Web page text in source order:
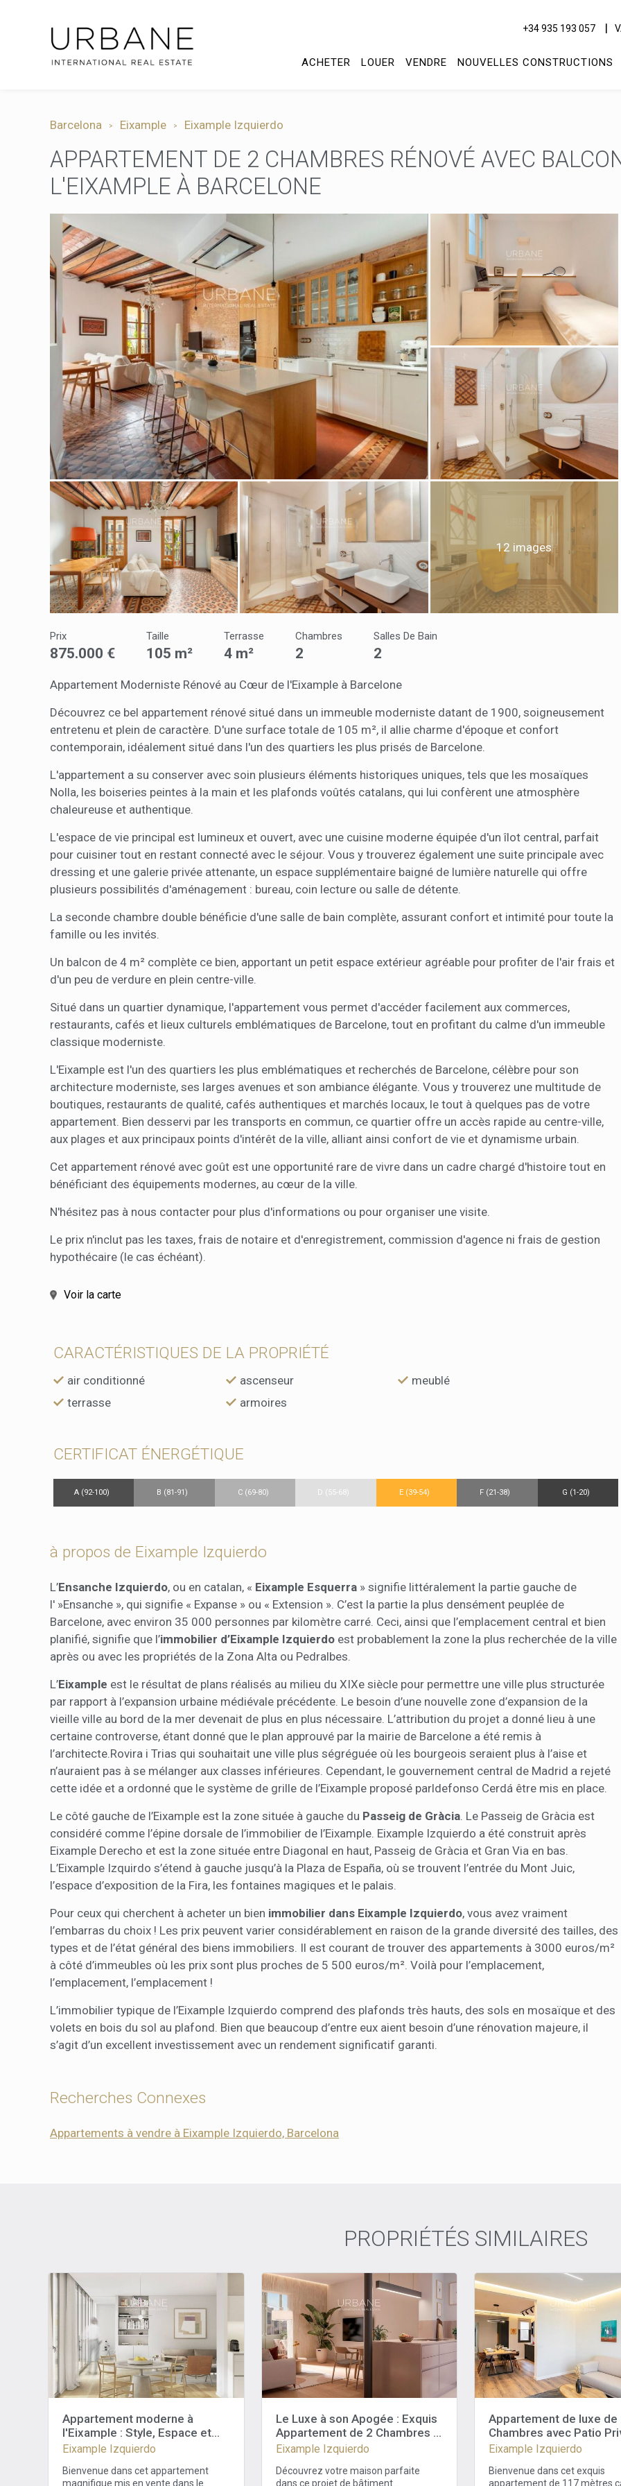
+34 935 193 057
ACHETER LOUER VENDRE NOUVELLES CONSTRUCTIONS
Barcelona Eixample Eixample Izquierdo
APPARTEMENT DE 2 CHAMBRES RÉNOVÉ AVEC
L'EIXAMPLE À BARCELONE
12 images
Prix
875.000 €
Taille
105 m²
Terrasse
4 m²
Chambres
2
Salles De Bain
2
Appartement Moderniste Rénové au Cœur de l'Eixample à Barcelone
Découvrez ce bel appartement rénové situé dans un immeuble moderniste datant de 1900, soigneusement
entretenu et plein de caractère. D'une surface totale de 105 m², il allie charme d'époque et confort
contemporain, idéalement situé dans l'un des quartiers les plus prisés de Barcelone.
L'appartement a su conserver avec soin plusieurs éléments historiques uniques, tels que les mosaïques
Nolla, les boiseries peintes à la main et les plafonds voûtés catalans, qui lui confèrent une atmosphère
chaleureuse et authentique.
L'espace de vie principal est lumineux et ouvert, avec une cuisine moderne équipée d'un îlot central, parfait
pour cuisiner tout en restant connecté avec le séjour. Vous y trouverez également une suite principale avec
dressing et une galerie privée attenante, un espace supplémentaire baigné de lumière naturelle qui offre
plusieurs possibilités d'aménagement : bureau, coin lecture ou salle de détente.
La seconde chambre double bénéficie d'une salle de bain complète, assurant confort et intimité pour toute la
famille ou les invités.
Un balcon de 4 m² complète ce bien, apportant un petit espace extérieur agréable pour profiter de l'air frais et
d'un peu de verdure en plein centre-ville.
Situé dans un quartier dynamique, l'appartement vous permet d'accéder facilement aux commerces,
restaurants, cafés et lieux culturels emblématiques de Barcelone, tout en profitant du calme d'un immeuble
classique moderniste.
L'Eixample est l'un des quartiers les plus emblématiques et recherchés de Barcelone, célèbre pour son
architecture moderniste, ses larges avenues et son ambiance élégante. Vous y trouverez une multitude de
boutiques, restaurants de qualité, cafés authentiques et marchés locaux, le tout à quelques pas de votre
appartement. Bien desservi par les transports en commun, ce quartier offre un accès rapide au centre-ville,
aux plages et aux principaux points d'intérêt de la ville, alliant ainsi confort de vie et dynamisme urbain.
Cet appartement rénové avec goût est une opportunité rare de vivre dans un cadre chargé d'histoire tout en
bénéficiant des équipements modernes, au cœur de la ville.
N'hésitez pas à nous contacter pour plus d'informations ou pour organiser une visite.
Le prix n'inclut pas les taxes, frais de notaire et d'enregistrement, commission d'agence ni frais de gestion
hypothécaire (le cas échéant).
Voir la carte
CARACTÉRISTIQUES DE LA PROPRIÉTÉ
air conditionné ascenseur
meublé
terrasse
armoires
CERTIFICAT ÉNERGÉTIQUE
A (92-100) B (81-91) C (69-80) D (55-68) E (39-54) F (21-38) G (1-20)
à propos de Eixample Izquierdo
L’Ensanche Izquierdo, ou en catalan, « Eixample Esquerra » signifie littéralement la partie gauche de
l' »Ensanche », qui signifie « Expanse » ou « Extension ». C’est la partie la plus densément peuplée de
Barcelone, avec environ 35 000 personnes par kilomètre carré. Ceci, ainsi que l’emplacement central et bien
planifié, signifie que l’immobilier d’Eixample Izquierdo est probablement la zone la plus recherchée de la ville
après ou avec les propriétés de la Zona Alta ou Pedralbes.
L’Eixample est le résultat de plans réalisés au milieu du XIXe siècle pour permettre une ville plus structurée
par rapport à l’expansion urbaine médiévale précédente. Le besoin d’une nouvelle zone d’expansion de la
vieille ville au bord de la mer devenait de plus en plus nécessaire. L’attribution du projet a donné lieu à une
certaine controverse, étant donné que le plan approuvé par la mairie de Barcelone a été remis à
l’architecte.Rovira i Trias qui souhaitait une ville plus ségréguée où les bourgeois seraient plus à l’aise et
n’auraient pas à se mélanger aux classes inférieures. Cependant, le gouvernement central de Madrid a rejeté
cette idée et a ordonné que le système de grille de l’Eixample proposé parldefonso Cerdá être mis en place.
Le côté gauche de l’Eixample est la zone située à gauche du Passeig de Gràcia. Le Passeig de Gràcia est
considéré comme l’épine dorsale de l’immobilier de l’Eixample. Eixample Izquierdo a été construit après
Eixample Derecho et est la zone située entre Diagonal en haut, Passeig de Gràcia et Gran Via en bas.
L’Eixample Izquirdo s’étend à gauche jusqu’à la Plaza de España, où se trouvent l’entrée du Mont Juic,
l’espace d’exposition de la Fira, les fontaines magiques et le palais.
Pour ceux qui cherchent à acheter un bien immobilier dans Eixample Izquierdo, vous avez vraiment
l’embarras du choix ! Les prix peuvent varier considérablement en raison de la grande diversité des tailles, des
types et de l’état général des biens immobiliers. Il est courant de trouver des appartements à 3000 euros/m²
à côté d’immeubles où les prix sont plus proches de 5 500 euros/m². Voilà pour l’emplacement,
l’emplacement, l’emplacement !
L’immobilier typique de l’Eixample Izquierdo comprend des plafonds très hauts, des sols en mosaïque et des
volets en bois du sol au plafond. Bien que beaucoup d’entre eux aient besoin d’une rénovation majeure, il
s’agit d’un excellent investissement avec un rendement significatif garanti.
Recherches Connexes
Appartements à vendre à Eixample Izquierdo, Barcelona
PROPRIÉTÉS SIMILAIRES
Appartement moderne à
l'Eixample : Style, Espace et
Confort.
Eixample Izquierdo
Bienvenue dans cet appartement
magnifique mis en vente dans le
Le Luxe à son Apogée : Exquis
Appartement de 2 Chambres à
Barcelone
Eixample Izquierdo
Découvrez votre maison parfaite
dans ce projet de bâtiment
Appartement de luxe de
Chambres avec Patio
Vendre à l'Eixample
Eixample Izquierdo
Bienvenue dans cet exquis
appartement de 117 mètres
Modifier les cookies
Technique et Fonctionnel
Ce site Web utilise ses propres cookies pour collecter des informations afin
d'améliorer nos services. Si vous continuez à naviguer, vous acceptez leur
L'utilisateur a la possibilité de configurer son navigateur, pouvant, s'il le
empêcher leur installation sur son disque dur, même s'il doit garder à l'esprit
telle action peut entraîner des difficultés de navigation sur le site.
Analyse et Personnalisation
Ils permettent le suivi et l'analyse du comportement des utilisateurs de ce site.
Web pour l'élaboration des profils de navigation des utilisateurs afin d'introduire
améliorations basées sur l'analyse des données d'utilisation effectuée par les
préférence de l'utilisateur pour améliorer la qualité de nos services et offrir une
meilleure expérience grâce aux produits recommandés.
Ces cookies sont utilisés pour stocker des informations sur les préférences et
personnels de l'utilisateur grâce à l'observation continue de ses habitudes de
Enregistrer les paramètres Tout accepter